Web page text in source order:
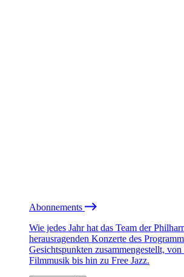
Abonnements
Wie jedes Jahr hat das Team der
herausragenden Konzerte des
Gesichtspunkten zusammengestellt,
Filmmusik bis hin zu Free Jazz.